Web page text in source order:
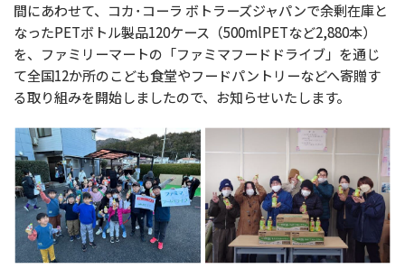
間にあわせて、コカ･コーラ ボトラーズジャパンで余剰在庫と
なったPETボトル製品120ケース（500mlPETなど2,880本）
を、ファミリーマートの「ファミマフードドライブ」を通じ
て全国12か所のこども食堂やフードパントリーなどへ寄贈す
る取り組みを開始しましたので、お知らせいたします。